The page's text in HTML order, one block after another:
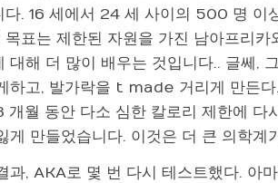
다. 16 세에서 24 세 사이의 500 명 이
목표는 제한된 자원을 가진 남아프리
대해 더 많이 배우는 것입니다.. 글쎄,
하고, 발가락을 t made 거리게 만든
개월 동안 다소 심한 칼로리 제한에
게 만들었습니다. 이것은 더 큰 의학계
과, AKA로 몇 번 다시 테스트했다.